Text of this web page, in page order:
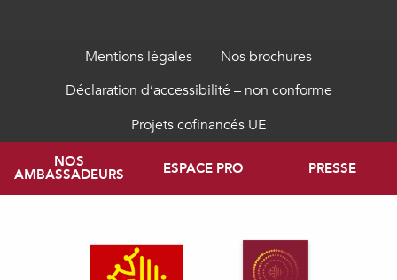
Mentions légales
Nos brochures
Déclaration d’accessibilité – non conforme
Projets cofinancés UE
NOS
AMBASSADEURS ESPACE PRO PRESSE